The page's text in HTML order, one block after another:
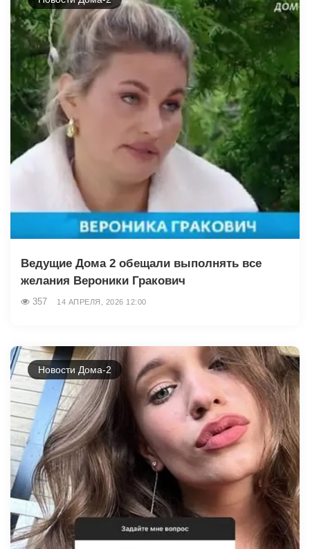
Ведущие Дома 2 обещали выполнять все
желания Вероники Гракович
357 14 АПРЕЛЯ, 2026 12:00
Новости Дома-2